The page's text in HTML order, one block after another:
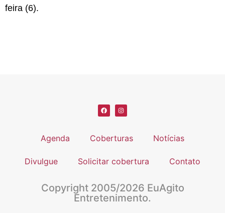
feira (6).
Agenda Coberturas Notícias
Divulgue Solicitar cobertura Contato
Copyright 2005/2026 EuAgito
Entretenimento.